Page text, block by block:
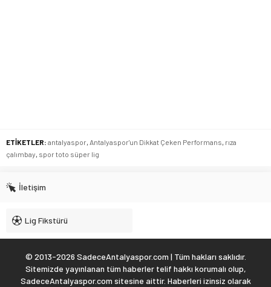
ETİKETLER: antalyaspor, Antalyaspor'un Dikkat Çeken Performans, rıza
çalımbay, spor toto süper lig
İletişim
Lig Fikstürü
© 2013-2026 SadeceAntalyaspor.com | Tüm hakları saklıdır.
Sitemizde yayınlanan tüm haberler telif hakkı korumalı olup,
SadeceAntalyaspor.com sitesine aittir. Haberleri izinsiz olarak